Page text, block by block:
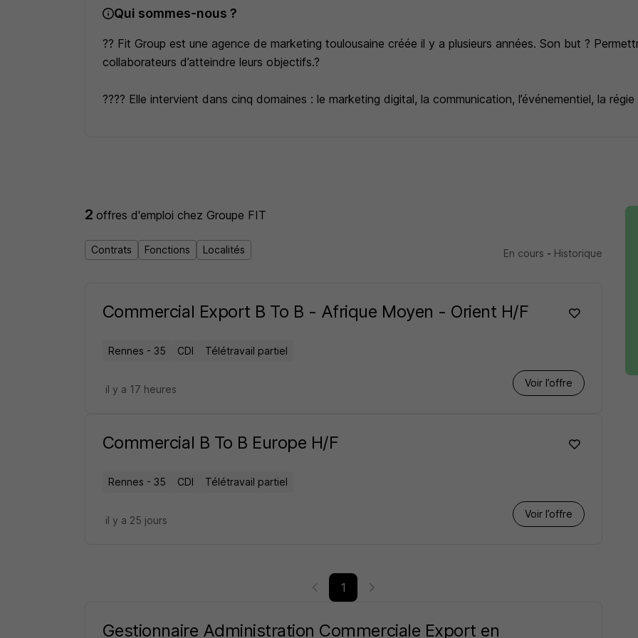
Qui sommes-nous ?
?? Fit Group est une agence de marketing toulousaine créée il y a plusieurs années. Son but ?
collaborateurs d’atteindre leurs objectifs.?
???? Elle intervient dans cinq domaines : le marketing digital, la communication, l’événementiel, la
2offres d'emploichez Groupe FIT
Contrats Fonctions Localités En cours - Historique
Commercial Export B To B - Afrique Moyen - Orient H/F
Rennes - 35 CDI Télétravail partiel
Voir l’offre
il y a 17 heures
Commercial B To B Europe H/F
Rennes - 35 CDI Télétravail partiel
Voir l’offre
il y a 25 jours
1
Gestionnaire Administration Commerciale Export en